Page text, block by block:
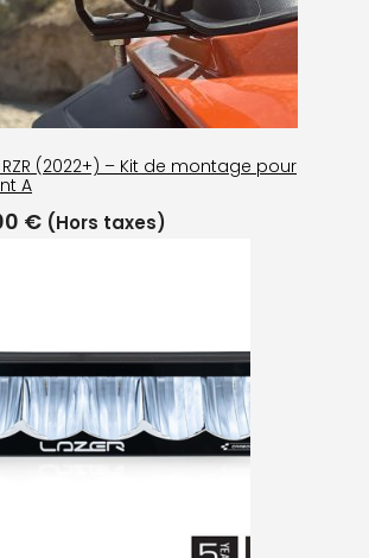
(2022+) – Kit de montage pour
A
€ (Hors taxes)